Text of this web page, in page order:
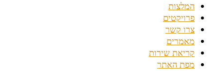
המלצות
פרויקטים
צרו קשר
מאמרים
קריאת שירות
מפת האתר